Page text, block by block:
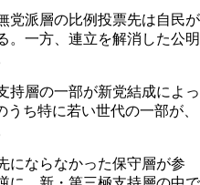
党派層の比例投票先は自民が
。一方、連立を解消した公明
持層の一部が新党結成によっ
ち特に若い世代の一部が、
にならなかった保守層が参